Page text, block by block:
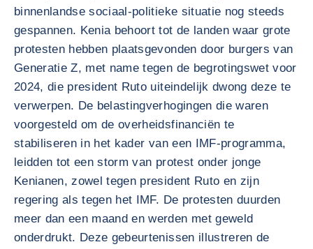
binnenlandse sociaal-politieke situatie nog steeds
gespannen. Kenia behoort tot de landen waar grote
protesten hebben plaatsgevonden door burgers van
Generatie Z, met name tegen de begrotingswet voor
2024, die president Ruto uiteindelijk dwong deze te
verwerpen. De belastingverhogingen die waren
voorgesteld om de overheidsfinanciën te
stabiliseren in het kader van een IMF-programma,
leidden tot een storm van protest onder jonge
Kenianen, zowel tegen president Ruto en zijn
regering als tegen het IMF. De protesten duurden
meer dan een maand en werden met geweld
onderdrukt. Deze gebeurtenissen illustreren de